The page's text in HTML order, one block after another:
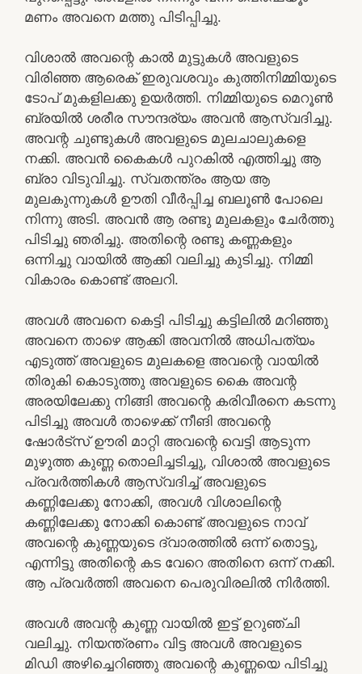
മണം അവനെ മത്തു പിടിപ്പിച്ചു.
വിശാൽ അവന്റെ കാൽ മുട്ടുകൾ അവളുടെ
വിരിഞ്ഞ ആരെക് ഇരുവശവും കുത്തിനിമ്മിയുടെ
ടോപ് മുകളിലക്കു ഉയർത്തി. നിമ്മിയുടെ മെറൂൺ
ബ്രയിൽ ശരീര സൗന്ദര്യം അവൻ ആസ്വദിച്ചു.
അവന്റ ചുണ്ടുകൾ അവളുടെ മുലചാലുകളെ
നക്കി. അവൻ കൈകൾ പുറകിൽ എത്തിച്ചു ആ
ബ്രാ വിടുവിച്ചു. സ്വതന്ത്രം ആയ ആ
മുലകുന്നുകൾ ഊതി വീർപ്പിച്ച ബലൂൺ പോലെ
നിന്നു അടി. അവൻ ആ രണ്ടു മുലകളും ചേർത്തു
പിടിച്ചു ഞരിച്ചു. അതിന്റെ രണ്ടു കണ്ണകളും
ഒന്നിച്ചു വായിൽ ആക്കി വലിച്ചു കുടിച്ചു. നിമ്മി
വികാരം കൊണ്ട് അലറി.
അവൾ അവനെ കെട്ടി പിടിച്ചു കട്ടിലിൽ മറിഞ്ഞു
അവനെ താഴെ ആക്കി അവനിൽ അധിപത്യം
എടുത്ത് അവളുടെ മുലകളെ അവന്റെ വായിൽ
തിരുകി കൊടുത്തു അവളുടെ കൈ അവന്റ
അരയിലേക്കു നിങ്ങി അവന്റെ കരിവീരനെ കടന്നു
പിടിച്ചു അവൾ താഴെക്ക് നീങി അവന്റെ
ഷോർട്സ് ഊരി മാറ്റി അവന്റെ വെട്ടി ആടുന്ന
മുഴുത്ത കുണ്ണ തൊലിച്ചടിച്ചു, വിശാൽ അവളുടെ
പ്രവർത്തികൾ ആസ്വദിച്ച് അവളുടെ
കണ്ണിലേക്കു നോക്കി, അവൾ വിശാലിന്റെ
കണ്ണിലേക്കു നോക്കി കൊണ്ട് അവളുടെ നാവ്
അവന്റെ കുണ്ണയുടെ ദ്വാരത്തിൽ ഒന്ന് തൊട്ടു,
എന്നിട്ടു അതിന്റെ കട വേറെ അതിനെ ഒന്ന് നക്കി.
ആ പ്രവർത്തി അവനെ പെരുവിരലിൽ നിർത്തി.
അവൾ അവന്റ കുണ്ണ വായിൽ ഇട്ട് ഉറുഞ്ചി
വലിച്ചു. നിയന്ത്രണം വിട്ട അവൾ അവളുടെ
മിഡി അഴിച്ചെറിഞ്ഞു അവന്റെ കുണ്ണയെ പിടിച്ചു